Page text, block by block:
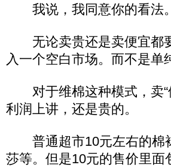
我说，我同意你的看法
无论卖贵还是卖便宜都
入一个空白市场。而不是
对于维棉这种模式，卖“
利润上讲，还是贵的。
普通超市10元左右的棉
莎等。但是10元的售价里